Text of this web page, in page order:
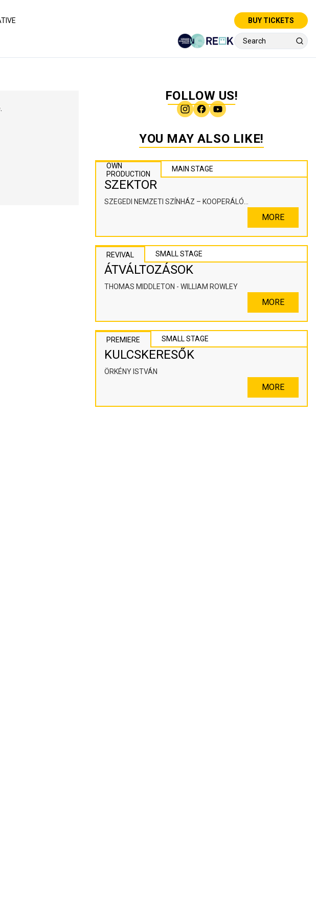
BUY TICKETS
FOLLOW US!
YOU MAY ALSO LIKE!
OWN
PRODUCTION
MAIN STAGE
SZEKTOR
SZEGEDI NEMZETI SZÍNHÁZ – KOOPERÁLÓ
MORE
REVIVAL SMALL STAGE
ÁTVÁLTOZÁSOK
THOMAS MIDDLETON - WILLIAM ROWLEY
MORE
PREMIERE SMALL STAGE
KULCSKERESŐK
ÖRKÉNY ISTVÁN
MORE